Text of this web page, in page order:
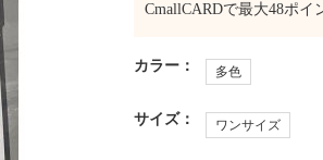
CmallCARDで最大48ポイ
カラー ： 多色
サイズ： ワンサイズ